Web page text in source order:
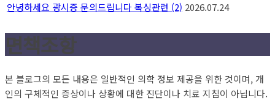
안녕하세요 광시증 문의드립니다 복싱관련 (2) 2026.07.24
면책조항
본 블로그의 모든 내용은 일반적인 의학 정보 제공을 위한 것이며, 개
인의 구체적인 증상이나 상황에 대한 진단이나 치료 지침이 아닙니다.